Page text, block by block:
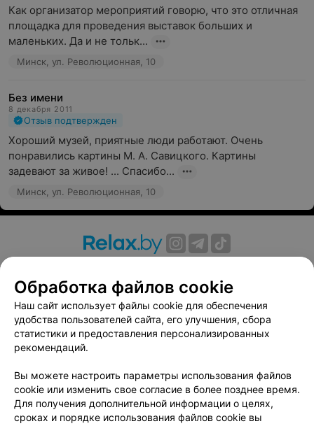
Как организатор мероприятий говорю, что это отличная
площадка для проведения выставок больших и
маленьких. Да и не тольк...
Минск, ул. Революционная, 10
Без имени
8 декабря 2011
Отзыв подтвержден
Хороший музей, приятные люди работают. Очень
понравились картины М. А. Савицкого. Картины
задевают за живое! ... Спасибо...
Минск, ул. Революционная, 10
Вакансии
Публичный договор
Способы оплаты
Публичный договор по использованию сервиса
«Афиша»
Пользовательское соглашение
Связаться по вопросам сотрудничества
Написать руководителю relax.by
Персональные настройки cookie
Обработка файлов cookie
Наш сайт использует файлы cookie для обеспечения
удобства пользователей сайта, его улучшения, сбора
статистики и предоставления персонализированных
рекомендаций.
Вы можете настроить параметры использования файлов
cookie или изменить свое согласие в более позднее время.
Для получения дополнительной информации о целях,
сроках и порядке использования файлов cookie вы